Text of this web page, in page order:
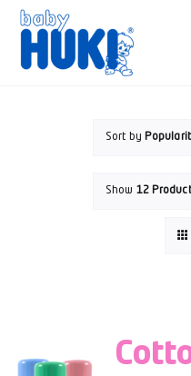
Skip
content
Sort by
Show 12